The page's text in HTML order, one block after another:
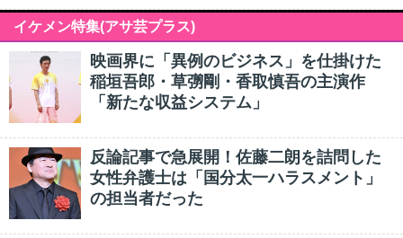
イケメン特集(アサ芸プラス)
映画界に「異例のビジネス」を仕掛けた
稲垣吾郎・草彅剛・香取慎吾の主演作
「新たな収益システム」
反論記事で急展開！佐藤二朗を詰問した
女性弁護士は「国分太一ハラスメント」
の担当者だった